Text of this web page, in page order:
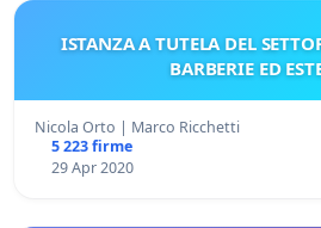
ISTANZA A TUTELA DEL
BARBERIE ED
Nicola Orto | Marco Ricchetti
5 223 firme
29 Apr 2020